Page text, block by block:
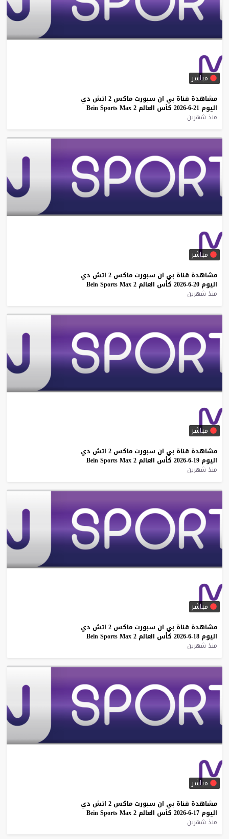
مباشر
مشاهدة قناة بي ان سبورت ماكس 2 اتش دي
اليوم 21-6-2026 كأس العالم Bein Sports Max 2
منذ شهرين
مباشر
مشاهدة قناة بي ان سبورت ماكس 2 اتش دي
اليوم 20-6-2026 كأس العالم Bein Sports Max 2
منذ شهرين
مباشر
مشاهدة قناة بي ان سبورت ماكس 2 اتش دي
اليوم 19-6-2026 كأس العالم Bein Sports Max 2
منذ شهرين
مباشر
مشاهدة قناة بي ان سبورت ماكس 2 اتش دي
اليوم 18-6-2026 كأس العالم Bein Sports Max 2
منذ شهرين
مباشر
مشاهدة قناة بي ان سبورت ماكس 2 اتش دي
اليوم 17-6-2026 كأس العالم Bein Sports Max 2
منذ شهرين